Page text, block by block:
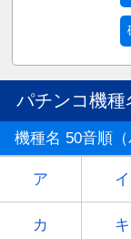
パチンコ機種
機種名 50音順（
ア イ
カ キ